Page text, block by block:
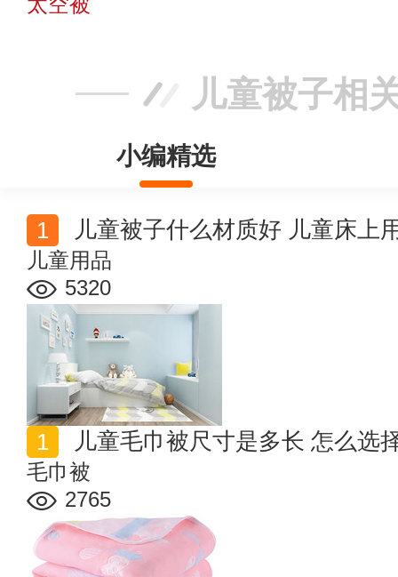
儿童被子相
小编精选
儿童被子什么材质好 儿童床上
儿童用品
5320
儿童毛巾被尺寸是多长 怎么选
毛巾被
2765